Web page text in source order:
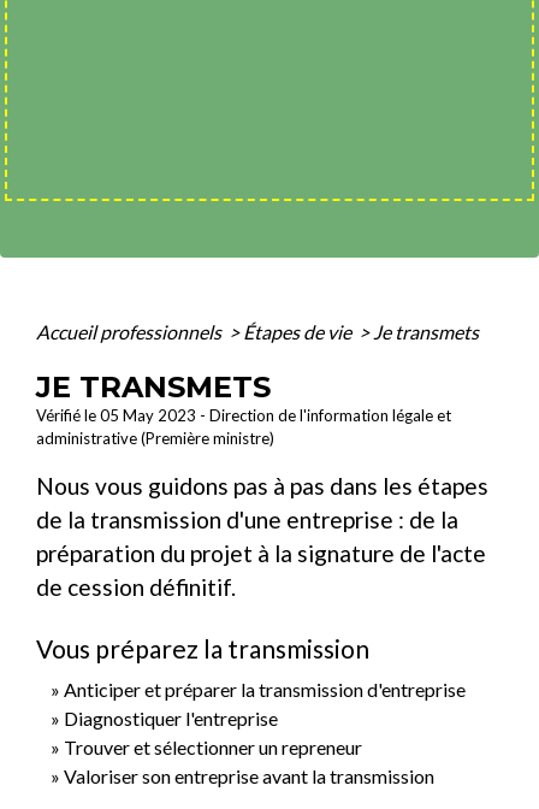
Accueil professionnels > Étapes de vie > Je transmets
JE TRANSMETS
Vérifié le 05 May 2023 - Direction de l'information légale et
administrative (Première ministre)
Nous vous guidons pas à pas dans les étapes
de la transmission d'une entreprise : de la
préparation du projet à la signature de l'acte
de cession définitif.
Vous préparez la transmission
Anticiper et préparer la transmission d'entreprise
Diagnostiquer l'entreprise
Trouver et sélectionner un repreneur
Valoriser son entreprise avant la transmission